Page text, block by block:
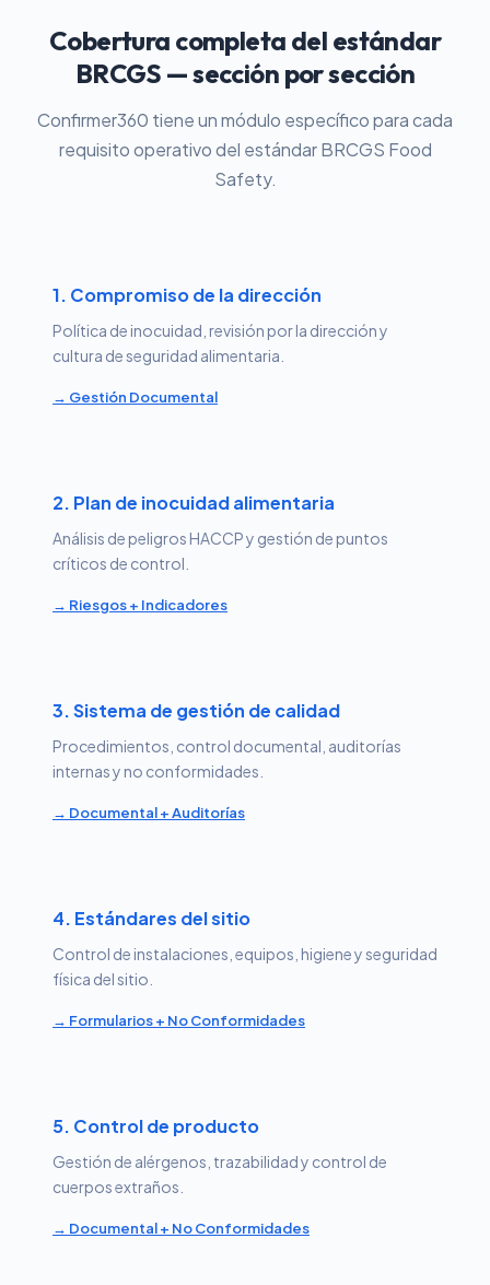
Cobertura completa del estándar
BRCGS — sección por sección
Confirmer360 tiene un módulo específico para cada
requisito operativo del estándar BRCGS Food
Safety.
1. Compromiso de la dirección
Política de inocuidad, revisión por la dirección y
cultura de seguridad alimentaria.
→ Gestión Documental
2. Plan de inocuidad alimentaria
Análisis de peligros HACCP y gestión de puntos
críticos de control.
→ Riesgos + Indicadores
3. Sistema de gestión de calidad
Procedimientos, control documental, auditorías
internas y no conformidades.
→ Documental + Auditorías
4. Estándares del sitio
Control de instalaciones, equipos, higiene y seguridad
física del sitio.
→ Formularios + No Conformidades
5. Control de producto
Gestión de alérgenos, trazabilidad y control de
cuerpos extraños.
→ Documental + No Conformidades